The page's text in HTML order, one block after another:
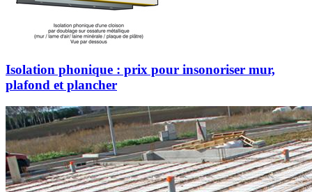
Isolation phonique : prix pour insonoriser mur,
plafond et plancher